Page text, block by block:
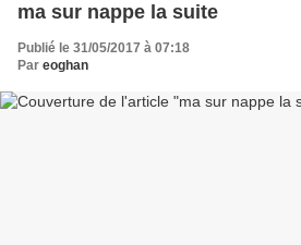
ma sur nappe la suite
Publié le 31/05/2017 à 07:18
Par eoghan